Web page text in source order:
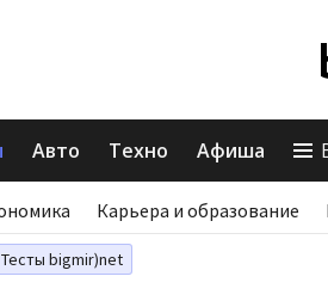
Авто Техно Афиша
Карьера и образование
Тесты bigmir)net